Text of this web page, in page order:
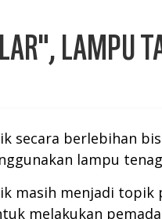
LAMPU
secara berlebihan
lampu
masih menjadi topik
melakukan